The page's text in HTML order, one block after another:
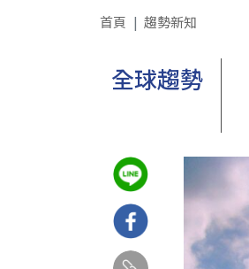
首頁 趨勢新知
全球趨勢